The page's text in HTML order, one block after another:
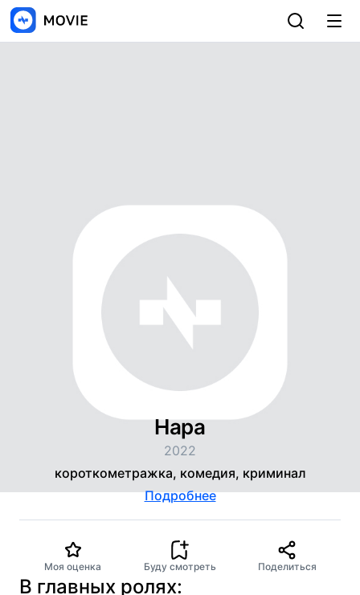
Hapa
2022
короткометражка, комедия, криминал
Подробнее
Моя оценка Буду смотреть Поделиться
В главных ролях: